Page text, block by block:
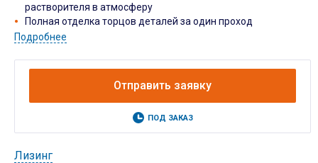
растворителя в атмосферу
Полная отделка торцов деталей за один проход
Подробнее
Отправить заявку
ПОД ЗАКАЗ
Лизинг